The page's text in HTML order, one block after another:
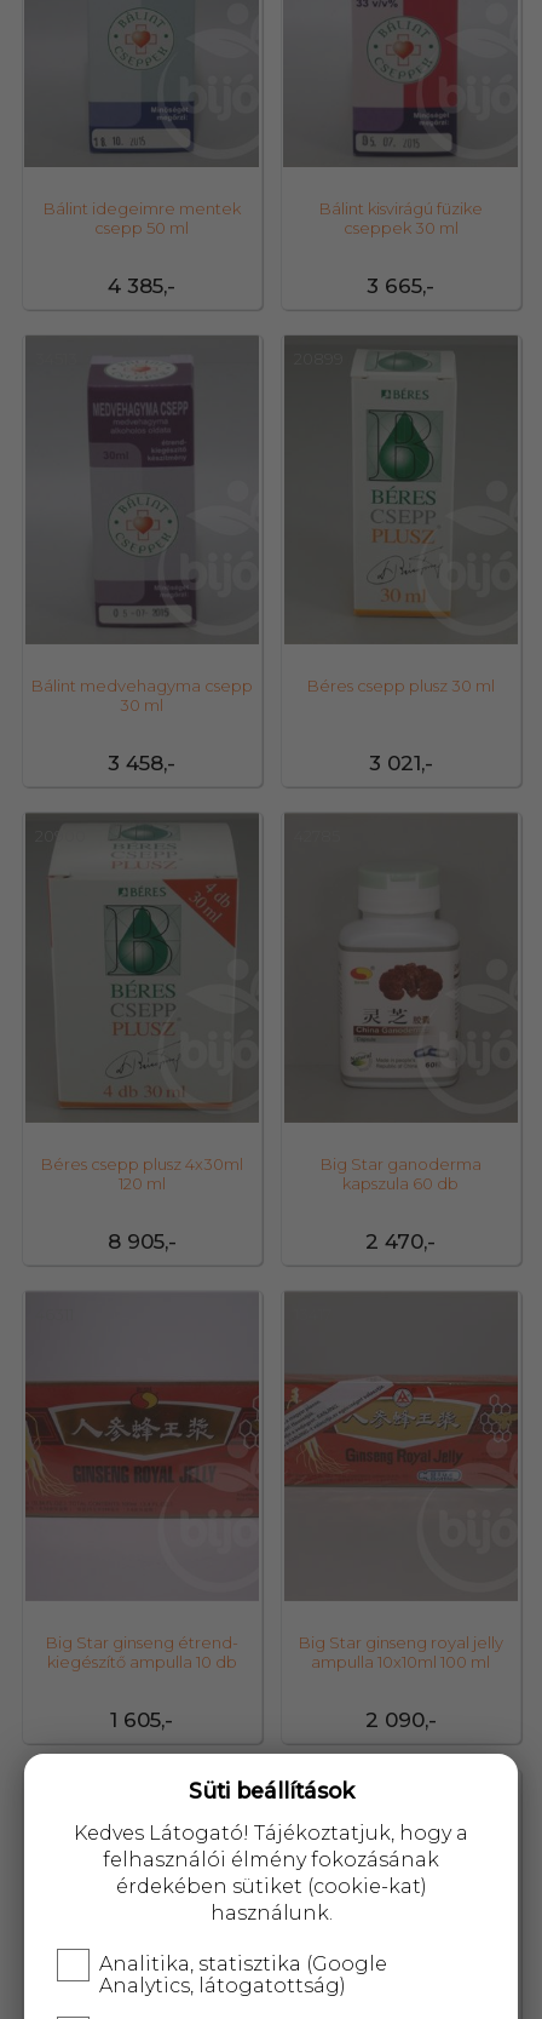
4 385,-
Bálint idegeimre mentek
csepp 50 ml
3 665,-
Bálint kisvirágú füzike
cseppek 30 ml
3 458,-
Bálint medvehagyma csepp
30 ml
3 021,-
Béres csepp plusz 30 ml
20900
8 905,-
Béres csepp plusz 4x30ml
120 ml
2 470,-
Big Star ganoderma
kapszula 60 db
1 605,-
Big Star ginseng étrend-
kiegészítő ampulla 10 db
2 090,-
Big Star ginseng royal jelly
ampulla 10x10ml 100 ml
82852
Süti beállítások
Kedves Látogató! Tájékoztatjuk, hogy a
felhasználói élmény fokozásának
érdekében sütiket (cookie-kat)
használunk.
Analitika, statisztika (Google
Analytics, látogatottság)